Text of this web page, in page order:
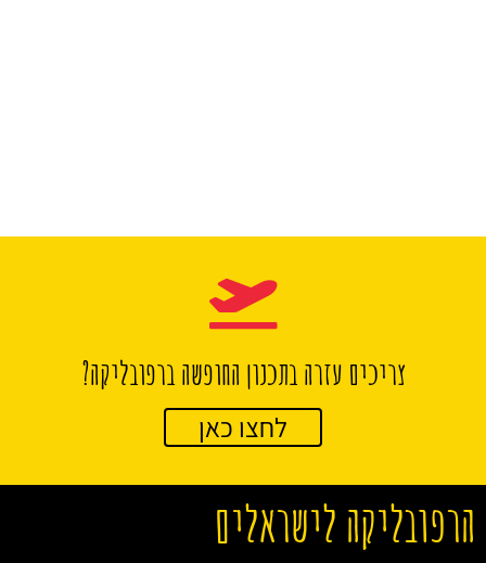
צריכים עזרה בתכנון החופשה ברפובליקה?
לחצו כאן
הרפובליקה לישראלים